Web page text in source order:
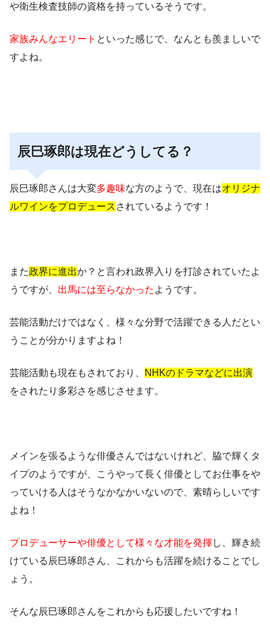
や衛生検査技師の資格を持っているそうです。
家族みんなエリート といった感じで、なんとも羨ましいで
すよね。
辰巳琢郎は現在どうしてる？
辰巳琢郎さんは大変多趣味な方のようで、現在はオリジナ
ルワインをプロデュース されているようです！
また政界に進出か？と言われ政界入りを打診されていたよ
うですが、 出馬には至らなかった ようです。
芸能活動だけではなく、 様々な分野で活躍できる人 だとい
うことが分かりますよね！
芸能活動も現在もされており、
NHKのドラマなどに出演
をされたり多彩さを感じさせます。
メインを張るような俳優さんではないけれど、
脇で輝くタ
イプのようですが、こうやって長く俳優としてお仕事をや
っていける人はそうなかなかいないので、素晴らしいです
よね！
プロデューサーや俳優として様々な才能を発揮 し、輝き続
けている辰巳琢郎さん、これからも活躍を続けることでし
ょう。
そんな辰巳琢郎さんをこれからも応援したいですね！